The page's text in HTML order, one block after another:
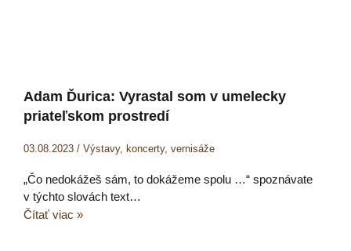
Adam Ďurica: Vyrastal som v umelecky
priateľskom prostredí
03.08.2023 / Výstavy, koncerty, vernisáže
„Čo nedokážeš sám, to dokážeme spolu …“ spoznávate
v týchto slovách text…
Čítať viac »